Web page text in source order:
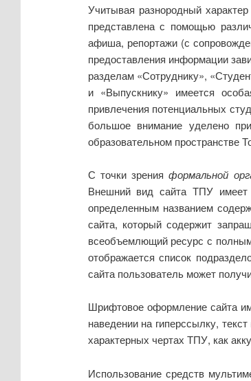
Учитывая разнородный
представлена с помощью
афиша, репортажи (с
предоставления информации
разделам «Сотруднику»,
и «Выпускнику» имеется
привлечения потенциальных
большое внимание уделено
образовательном пространстве
С точки зренияформальной
Внешний вид сайта ТПУ имеет
определенным названием
сайта, который содержит
всеобъемлющий ресурс с
отображается список
сайта пользователь может
Шрифтовое оформление сайта
наведении на гиперссылку,
характерных чертах ТПУ, как
Использование средств